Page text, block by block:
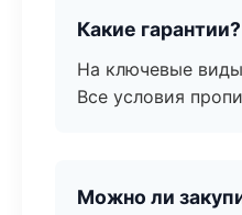
Какие гарантии?
На ключевые
Все условия
Можно ли